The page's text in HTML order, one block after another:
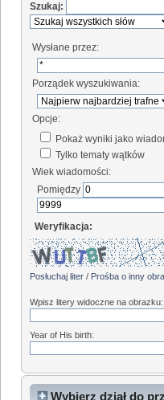
Szukaj:
Wysłane przez:
Porządek wyszukiwania:
Opcje:
Pokaż wyniki jako
Tylko tematy wątków
Wiek wiadomości:
Pomiędzy
Weryfikacja:
Posłuchaj liter / Prośba o inny
Wpisz litery widoczne na obrazku:
Year of His birth:
Wybierz dział do